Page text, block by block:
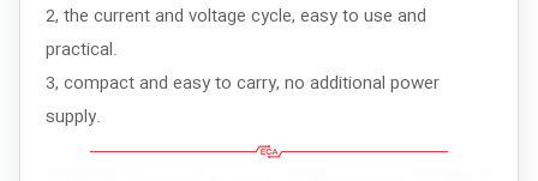
2, the current and voltage cycle, easy to use and
practical.
3, compactand easy to carry, no additional power
supply.